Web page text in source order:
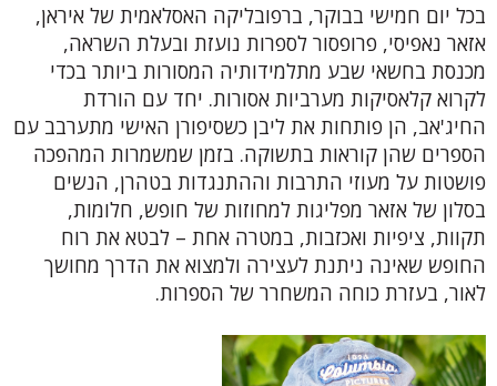
בכל יום חמישי בבוקר, ברפובליקה האסלאמית של איראן,
אזאר נאפיסי, פרופסור לספרות נועזת ובעלת השראה,
מכנסת בחשאי שבע מתלמידותיה המסורות ביותר בכדי
לקרוא קלאסיקות מערביות אסורות. יחד עם הורדת
החיג'אב, הן פותחות את ליבן כשסיפורן האישי מתערבב עם
הספרים שהן קוראות בתשוקה. בזמן שמשמרות המהפכה
פושטות על מעוזי התרבות וההתנגדות בטהרן, הנשים
בסלון של אזאר מפליגות למחוזות של חופש, חלומות,
תקוות, ציפיות ואכזבות, במטרה אחת – לבטא את רוח
החופש שאינה ניתנת לעצירה ולמצוא את הדרך מחושך
לאור, בעזרת כוחה המשחרר של הספרות.